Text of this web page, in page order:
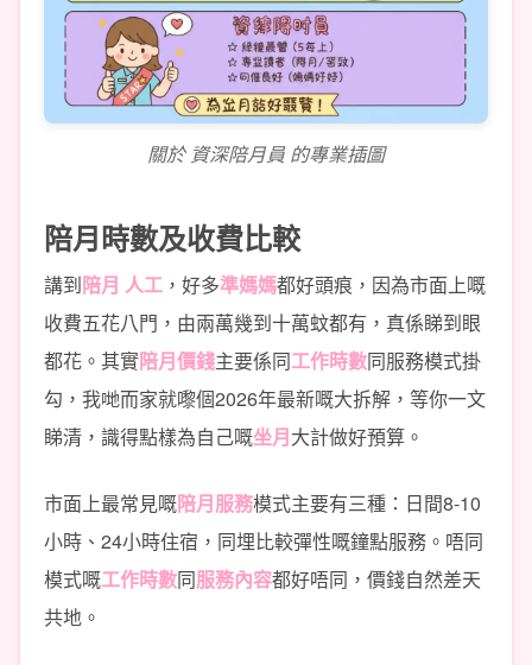
關於 資深陪月員 的專業插圖
陪月時數及收費比較
講到陪月 人工 ，好多準媽媽都好頭痕，因為市面上嘅
收費五花八門，由兩萬幾到十萬蚊都有，真係睇到眼
都花。其實陪月價錢主要係同工作時數同服務模式掛
勾，我哋而家就嚟個2026年最新嘅大拆解，等你一文
睇清，識得點樣為自己嘅坐月大計做好預算。
市面上最常見嘅陪月服務模式主要有三種：日間8-10
小時、24小時住宿，同埋比較彈性嘅鐘點服務。唔同
模式嘅工作時數同服務內容都好唔同，價錢自然差天
共地。